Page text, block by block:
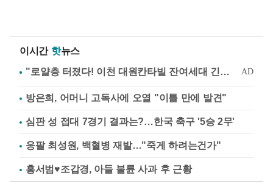
이시간 핫뉴스
방은희, 어머니 고독사에 오열 "이틀 만에 발견"
심판 성 접대 7경기 결과는?…한국 축구 '5승 2무'
응팔 최성원, 백혈병 재발…"죽게 하려는건가"
홍서범♥조갑경, 아들 불륜 사과 후 근황